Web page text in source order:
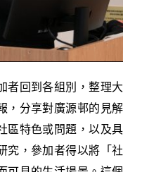
者回到各組別，整理大
，分享對廣源邨的見解
區特色或問題，以及具
究，參加者得以將「社